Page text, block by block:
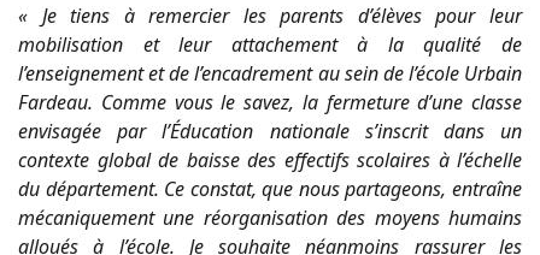
« Je tiens à remercier les parents d’élèves pour leur
mobilisation et leur attachement à la qualité de
l’enseignement et de l’encadrement au sein de l’école Urbain
Fardeau. Comme vous le savez, la fermeture d’une classe
envisagée par l’Éducation nationale s’inscrit dans un
contexte global de baisse des effectifs scolaires à l’échelle
du département. Ce constat, que nous partageons, entraîne
mécaniquement une réorganisation des moyens humains
alloués à l’école. Je souhaite néanmoins rassurer les